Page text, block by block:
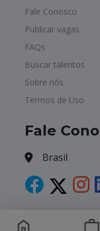
Fale Conosco
Publicar vagas
FAQs
Buscar talentos
Sobre nós
Termos de Uso
Fale
Brasil